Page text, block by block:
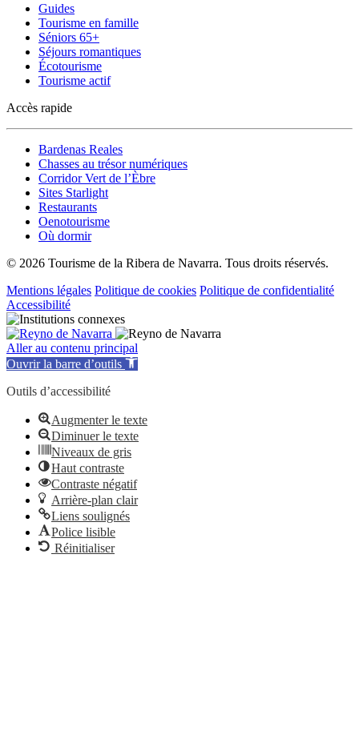
Guides
Tourisme en famille
Séniors 65+
Séjours romantiques
Écotourisme
Tourisme actif
Accès rapide
Bardenas Reales
Chasses au trésor numériques
Corridor Vert de l’Èbre
Sites Starlight
Restaurants
Oenotourisme
Où dormir
© 2026 Tourisme de la Ribera de Navarra. Tous droits réservés.
Mentions légales Politique de cookies Politique de confidentialité
Accessibilité
Aller au contenu principal
Ouvrir la barre d’outils
Outils d’accessibilité
Augmenter le texte
Diminuer le texte
Niveaux de gris
Haut contraste
Contraste négatif
Arrière-plan clair
Liens soulignés
Police lisible
Réinitialiser